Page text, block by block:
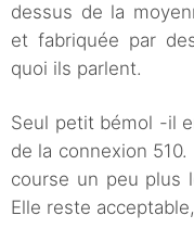
dessus de la
et fabriquée par
quoi ils parlent.
Seul petit bémol -il
de la connexion
course un peu plus
Elle reste